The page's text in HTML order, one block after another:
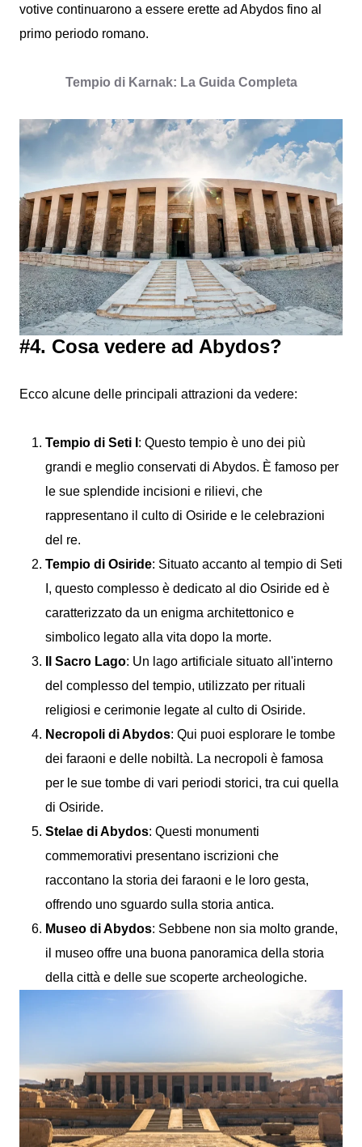
votive continuarono a essere erette ad Abydos fino al
primo periodo romano.
Tempio di Karnak: La Guida Completa
#4. Cosa vedere ad Abydos?
Ecco alcune delle principali attrazioni da vedere:
Tempio di Seti I : Questo tempio è uno dei più
grandi e meglio conservati di Abydos. È famoso per
le sue splendide incisioni e rilievi, che
rappresentano il culto di Osiride e le celebrazioni
del re.
Tempio di Osiride: Situato accanto al tempio di Seti
I, questo complesso è dedicato al dio Osiride ed è
caratterizzato da un enigma architettonico e
simbolico legato alla vita dopo la morte.
Il Sacro Lago: Un lago artificiale situato all'interno
del complesso del tempio, utilizzato per rituali
religiosi e cerimonie legate al culto di Osiride.
Necropoli di Abydos: Qui puoi esplorare le tombe
dei faraoni e delle nobiltà. La necropoli è famosa
per le sue tombe di vari periodi storici, tra cui quella
di Osiride.
Stelae di Abydos: Questi monumenti
commemorativi presentano iscrizioni che
raccontano la storia dei faraoni e le loro gesta,
offrendo uno sguardo sulla storia antica.
Museo di Abydos: Sebbene non sia molto grande,
il museo offre una buona panoramica della storia
della città e delle sue scoperte archeologiche.